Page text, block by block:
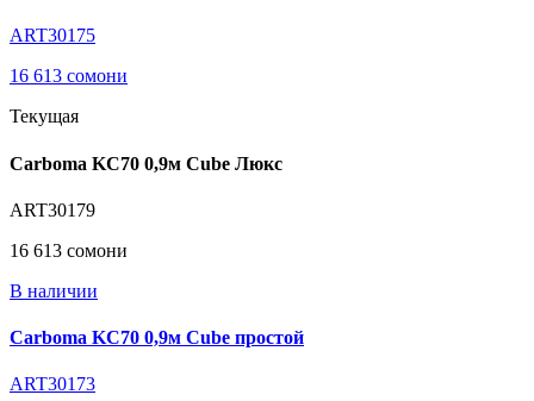
ART30175
16 613 сомони
Текущая
Carboma KC70 0,9м Cube Люкс
ART30179
16 613 сомони
В наличии
Carboma KC70 0,9м Cube простой
ART30173